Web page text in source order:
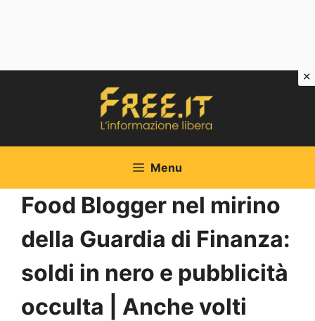
Menu
Food Blogger nel mirino
della Guardia di Finanza:
soldi in nero e pubblicità
occulta | Anche volti